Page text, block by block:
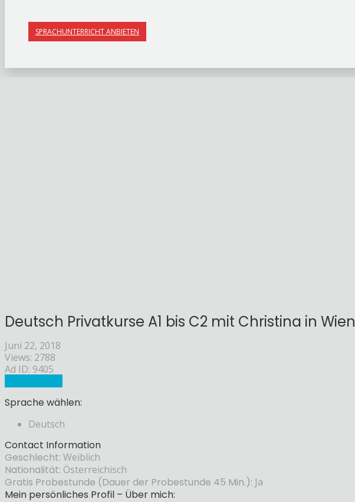
SPRACHUNTERRICHT ANBIETEN
Deutsch Privatkurse A1 bis C2 mit Christina in Wien
Juni 22, 2018
Views: 2788
Ad ID: 9405
Sprache wählen:
Deutsch
Contact Information
Geschlecht: Weiblich
Nationalität: Österreichisch
Gratis Probestunde (Dauer der Probestunde 45 Min.): Ja
Mein persönliches Profil – Über mich: